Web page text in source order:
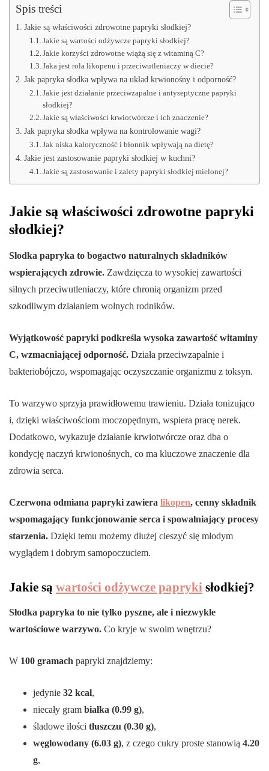
Spis treści
Jakie są właściwości zdrowotne papryki słodkiej?
Jakie są wartości odżywcze papryki słodkiej?
Jakie korzyści zdrowotne wiążą się z witaminą C?
Jaka jest rola likopenu i przeciwutleniaczy w diecie?
Jak papryka słodka wpływa na układ krwionośny i odporność?
Jakie jest działanie przeciwzapalne i antyseptyczne papryki
słodkiej?
Jakie są właściwości krwiotwórcze i ich znaczenie?
Jak papryka słodka wpływa na kontrolowanie wagi?
Jak niska kaloryczność i błonnik wpływają na dietę?
Jakie jest zastosowanie papryki słodkiej w kuchni?
Jakie są zastosowanie i zalety papryki słodkiej mielonej?
Jakie są właściwości zdrowotne papryki
słodkiej?
Słodka papryka to bogactwo naturalnych składników
wspierających zdrowie. Zawdzięcza to wysokiej zawartości
silnych przeciwutleniaczy, które chronią organizm przed
szkodliwym działaniem wolnych rodników.
Wyjątkowość papryki podkreśla wysoka zawartość witaminy
C, wzmacniającej odporność. Działa przeciwzapalnie i
bakteriobójczo, wspomagając oczyszczanie organizmu z toksyn.
To warzywo sprzyja prawidłowemu trawieniu. Działa tonizująco
i, dzięki właściwościom moczopędnym, wspiera pracę nerek.
Dodatkowo, wykazuje działanie krwiotwórcze oraz dba o
kondycję naczyń krwionośnych, co ma kluczowe znaczenie dla
zdrowia serca.
Czerwona odmiana papryki zawiera likopen, cenny składnik
wspomagający funkcjonowanie serca i spowalniający procesy
starzenia. Dzięki temu możemy dłużej cieszyć się młodym
wyglądem i dobrym samopoczuciem.
Jakie są wartości odżywcze papryki słodkiej?
Słodka papryka to nie tylko pyszne, ale i niezwykle
wartościowe warzywo. Co kryje w swoim wnętrzu?
W 100 gramach papryki znajdziemy:
jedynie 32 kcal,
niecały gram białka (0.99 g),
śladowe ilości tłuszczu (0.30 g),
węglowodany (6.03 g), z czego cukry proste stanowią 4.20
g,